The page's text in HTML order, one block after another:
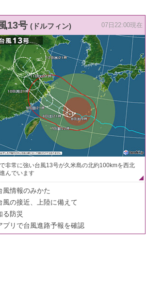
13号 (ドルフィン) 07日22:00現在
非常に強い台風13号が久米島の北約100kmを西北
んでいます
風情報のみかた
風の接近、上陸に備えて
る防災
プリで台風進路予報を確認